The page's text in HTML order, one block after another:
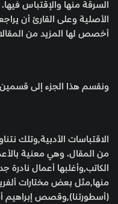
السرقة منها والإقتباس
الأصلية وعلى القارئ أن
أخصص لها المزيد من
ونقسم هذا الجزء إلى
الاقتباسات الأدبية,وتلك
من المقال. وهي معنية
الكاتب,وأغلبها أعمال
منها,مثل بعض مختارات
(أسطورتنا),وقصص إبراهيم